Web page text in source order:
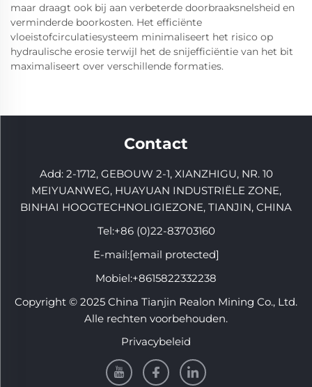
maar draagt ook bij aan verbeterde doorbraaksnelsheid en
verminderde boorkosten. Het efficiënte
vloeistofcirculatiesysteem minimaliseert het risico op
hydraulische erosie terwijl het de snijefficiëntie van het bit
maximaliseert over verschillende formaties.
Contact
Add: 2-1712, GEBOUW 2-1, XIANZHIGU, NR. 10
MEIYUANWEG, HUAYUAN INDUSTRIËLE ZONE,
BINHAI HOOGTECHNOLIGIEZONE, TIANJIN, CHINA
Tel:+86 (0)22-83703160
E-mail:[email protected]
Mobiel:+8615822332238
Copyright © 2025 China Tianjin Realon Mining Co., Ltd.
Alle rechten voorbehouden.
Privacybeleid